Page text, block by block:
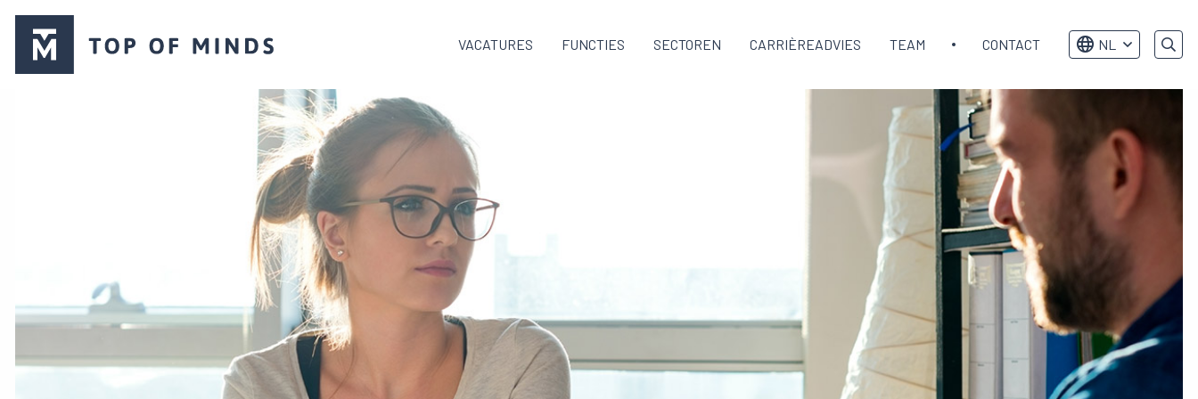
logo
VACATURES FUNCTIES SECTOREN CARRIÈREADVIES TEAM CONTACT NL